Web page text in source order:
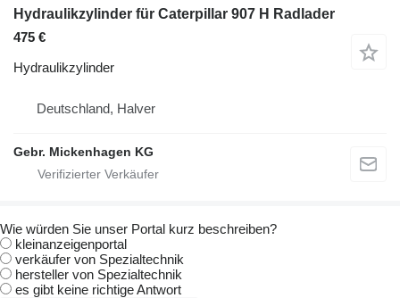
Hydraulikzylinder für Caterpillar 907 H Radlader
475 €
Hydraulikzylinder
Deutschland, Halver
Gebr. Mickenhagen KG
Wie würden Sie unser Portal kurz beschreiben?
kleinanzeigenportal
verkäufer von Spezialtechnik
hersteller von Spezialtechnik
es gibt keine richtige Antwort